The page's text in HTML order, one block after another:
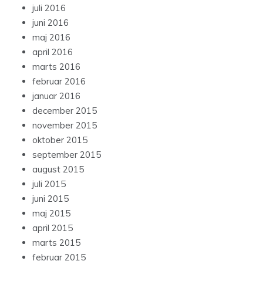
juli 2016
juni 2016
maj 2016
april 2016
marts 2016
februar 2016
januar 2016
december 2015
november 2015
oktober 2015
september 2015
august 2015
juli 2015
juni 2015
maj 2015
april 2015
marts 2015
februar 2015